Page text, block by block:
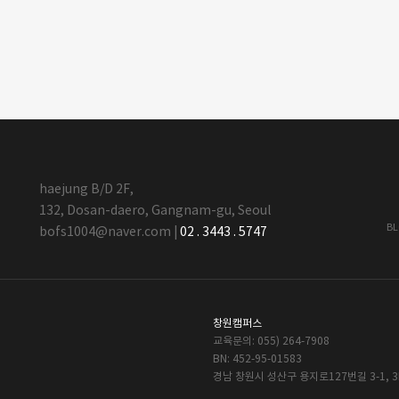
haejung B/D 2F,
132, Dosan-daero, Gangnam-gu, Seoul
bofs1004@naver.com
02 . 3443 . 5747
창원캠퍼스
교육문의: 055) 264-7908
BN: 452-95-01583
경남 창원시 성산구 용지로127번길 3-1,